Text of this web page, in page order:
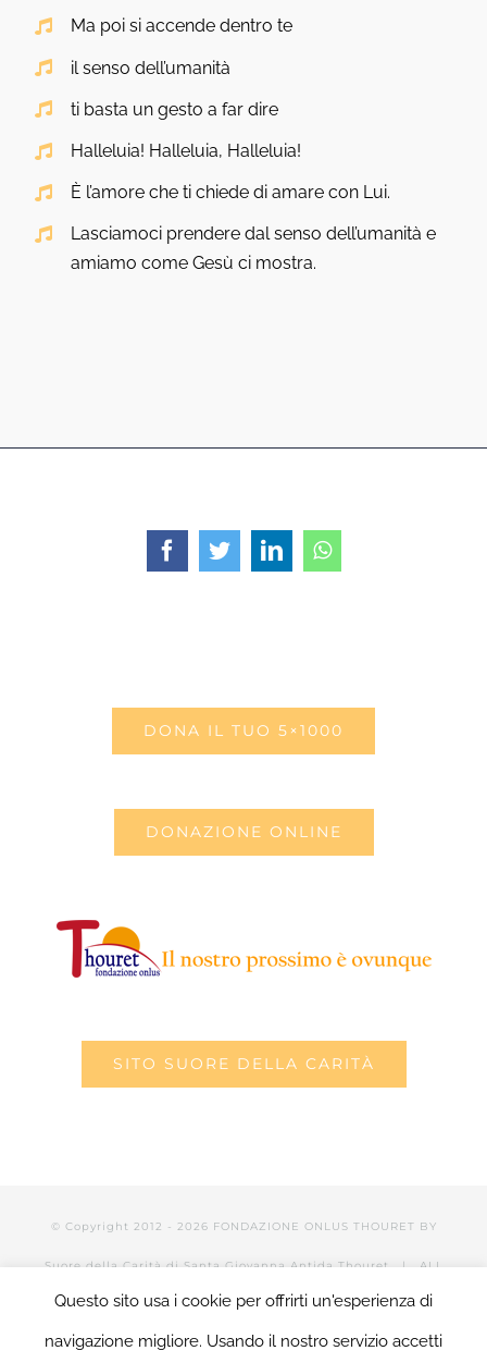
Ma poi si accende dentro te
il senso dell’umanità
ti basta un gesto a far dire
Halleluia! Halleluia, Halleluia!
È l’amore che ti chiede di amare con Lui.
Lasciamoci prendere dal senso dell’umanità e
amiamo come Gesù ci mostra.
FacebookTwitterLinkedInWhatsApp
DONA IL TUO 5×1000
DONAZIONE ONLINE
SITO SUORE DELLA CARITÀ
© Copyright 2012 - 2026 FONDAZIONE ONLUS THOURET BY
Suore della Carità di Santa Giovanna Antida Thouret | ALL
RIGHTS RESERVED | POWERED BY Valerio Mattia |LOGIN
Questo sito usa i cookie per offrirti un'esperienza di
navigazione migliore. Usando il nostro servizio accetti